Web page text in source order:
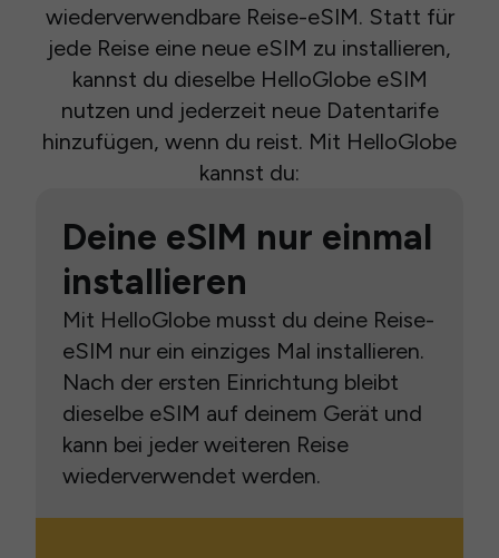
wiederverwendbare Reise-eSIM. Statt für
jede Reise eine neue eSIM zu installieren,
kannst du dieselbe HelloGlobe eSIM
nutzen und jederzeit neue Datentarife
hinzufügen, wenn du reist. Mit HelloGlobe
kannst du:
Deine eSIM nur einmal
installieren
Mit HelloGlobe musst du deine Reise-
eSIM nur ein einziges Mal installieren.
Nach der ersten Einrichtung bleibt
dieselbe eSIM auf deinem Gerät und
kann bei jeder weiteren Reise
wiederverwendet werden.